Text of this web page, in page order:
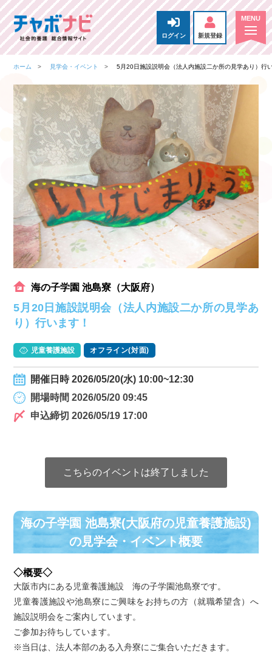
ログイン 新規登録
ホーム 見学会・イベント 5月20日施設説明会（法人内施設二か所の見学あり）行
海の子学園 池島寮（大阪府）
5月20日施設説明会（法人内施設二か所の見学あ
り）行います！
児童養護施設 オフライン(対面)
開催日時 2026/05/20(水) 10:00~12:30
開場時間 2026/05/20 09:45
申込締切 2026/05/19 17:00
こちらのイベントは終了しました
海の子学園 池島寮(大阪府の児童養護施設)
の⾒学会・イベント概要
◇概要◇
大阪市内にある児童養護施設 海の子学園池島寮です。
児童養護施設や池島寮にご興味をお持ちの方（就職希望含）へ
施設説明会をご案内しています。
ご参加お待ちしています。
※当日は、法人本部のある入舟寮にご集合いただきます。